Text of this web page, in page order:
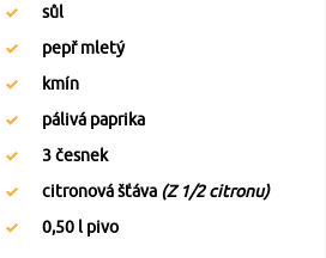
sůl
pepř mletý
kmín
pálivá paprika
3česnek
citronová šťáva (Z 1/2 citronu)
0,50 l pivo